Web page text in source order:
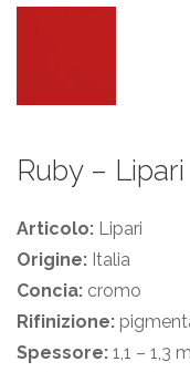
Ruby – Lipari
Articolo: Lipari
Origine: Italia
Concia: cromo
Rifinizione:
Spessore: 1,1 – 1,3